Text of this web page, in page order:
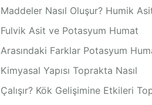
Maddeler Nasıl Oluşur? Humik
Fulvik Asit ve Potasyum Humat
Arasındaki Farklar Potasyum
Kimyasal Yapısı Toprakta Nasıl
Çalışır? Kök Gelişimine Etkileri